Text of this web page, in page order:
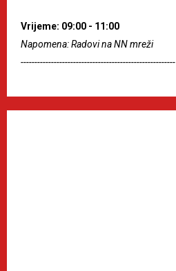
Vrijeme: 09:00 - 11:00
Napomena: Radovi na NN mreži
--------------------------------------------------------